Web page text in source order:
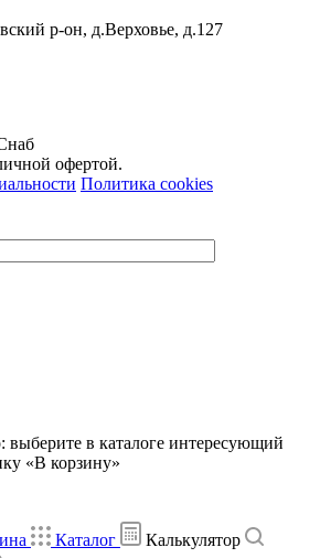
р-он, д.Верховье, д.127
офертой.
Политика cookies
выберите в каталоге интересующий
«В корзину»
Каталог Калькулятор